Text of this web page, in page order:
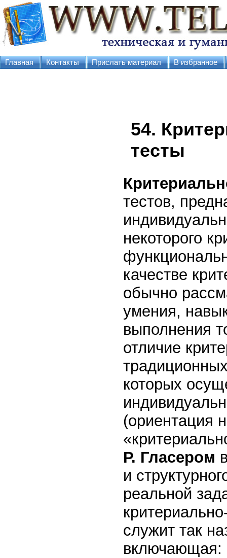
Главная Контакты Прислать материал В избранное
54.
тесты
тестов,
некоторого
качестве
обычно
умения,
выполнения
отличие
которых
(ориентация
Р. Гласером
и
реальной
служит так
включающая: